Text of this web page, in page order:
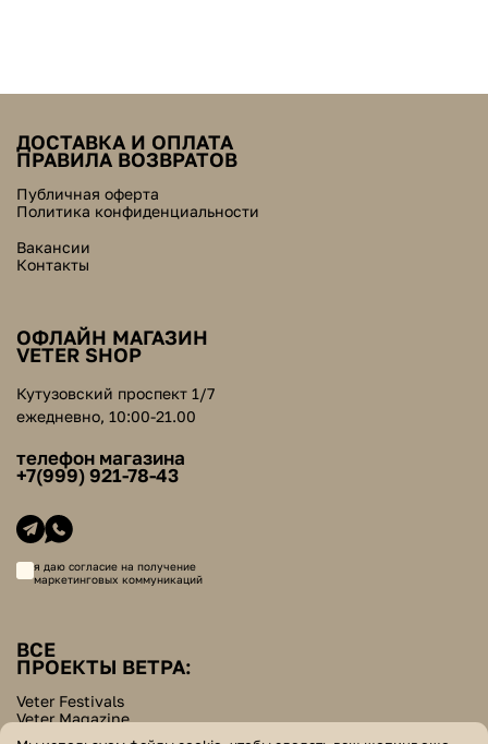
ДОСТАВКА И ОПЛАТА
ПРАВИЛА ВОЗВРАТОВ
Публичная оферта
Политика конфиденциальности
Вакансии
Контакты
ОФЛАЙН МАГАЗИН
VETER SHOP
Кутузовский проспект 1/7
ежедневно, 10:00-21.00
телефон магазина
+7(999) 921-78-43
я даю согласие на получение
маркетинговых коммуникаций
ВСЕ
ПРОЕКТЫ ВЕТРА:
Veter Festivals
Veter Magazine